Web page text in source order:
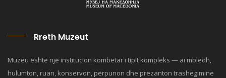
Rreth Muzeut
Muzeu është një institucion kombëtar i tipit kompleks — ai mbledh,
hulumton, ruan, konservon, përpunon dhe prezanton trashëgiminë